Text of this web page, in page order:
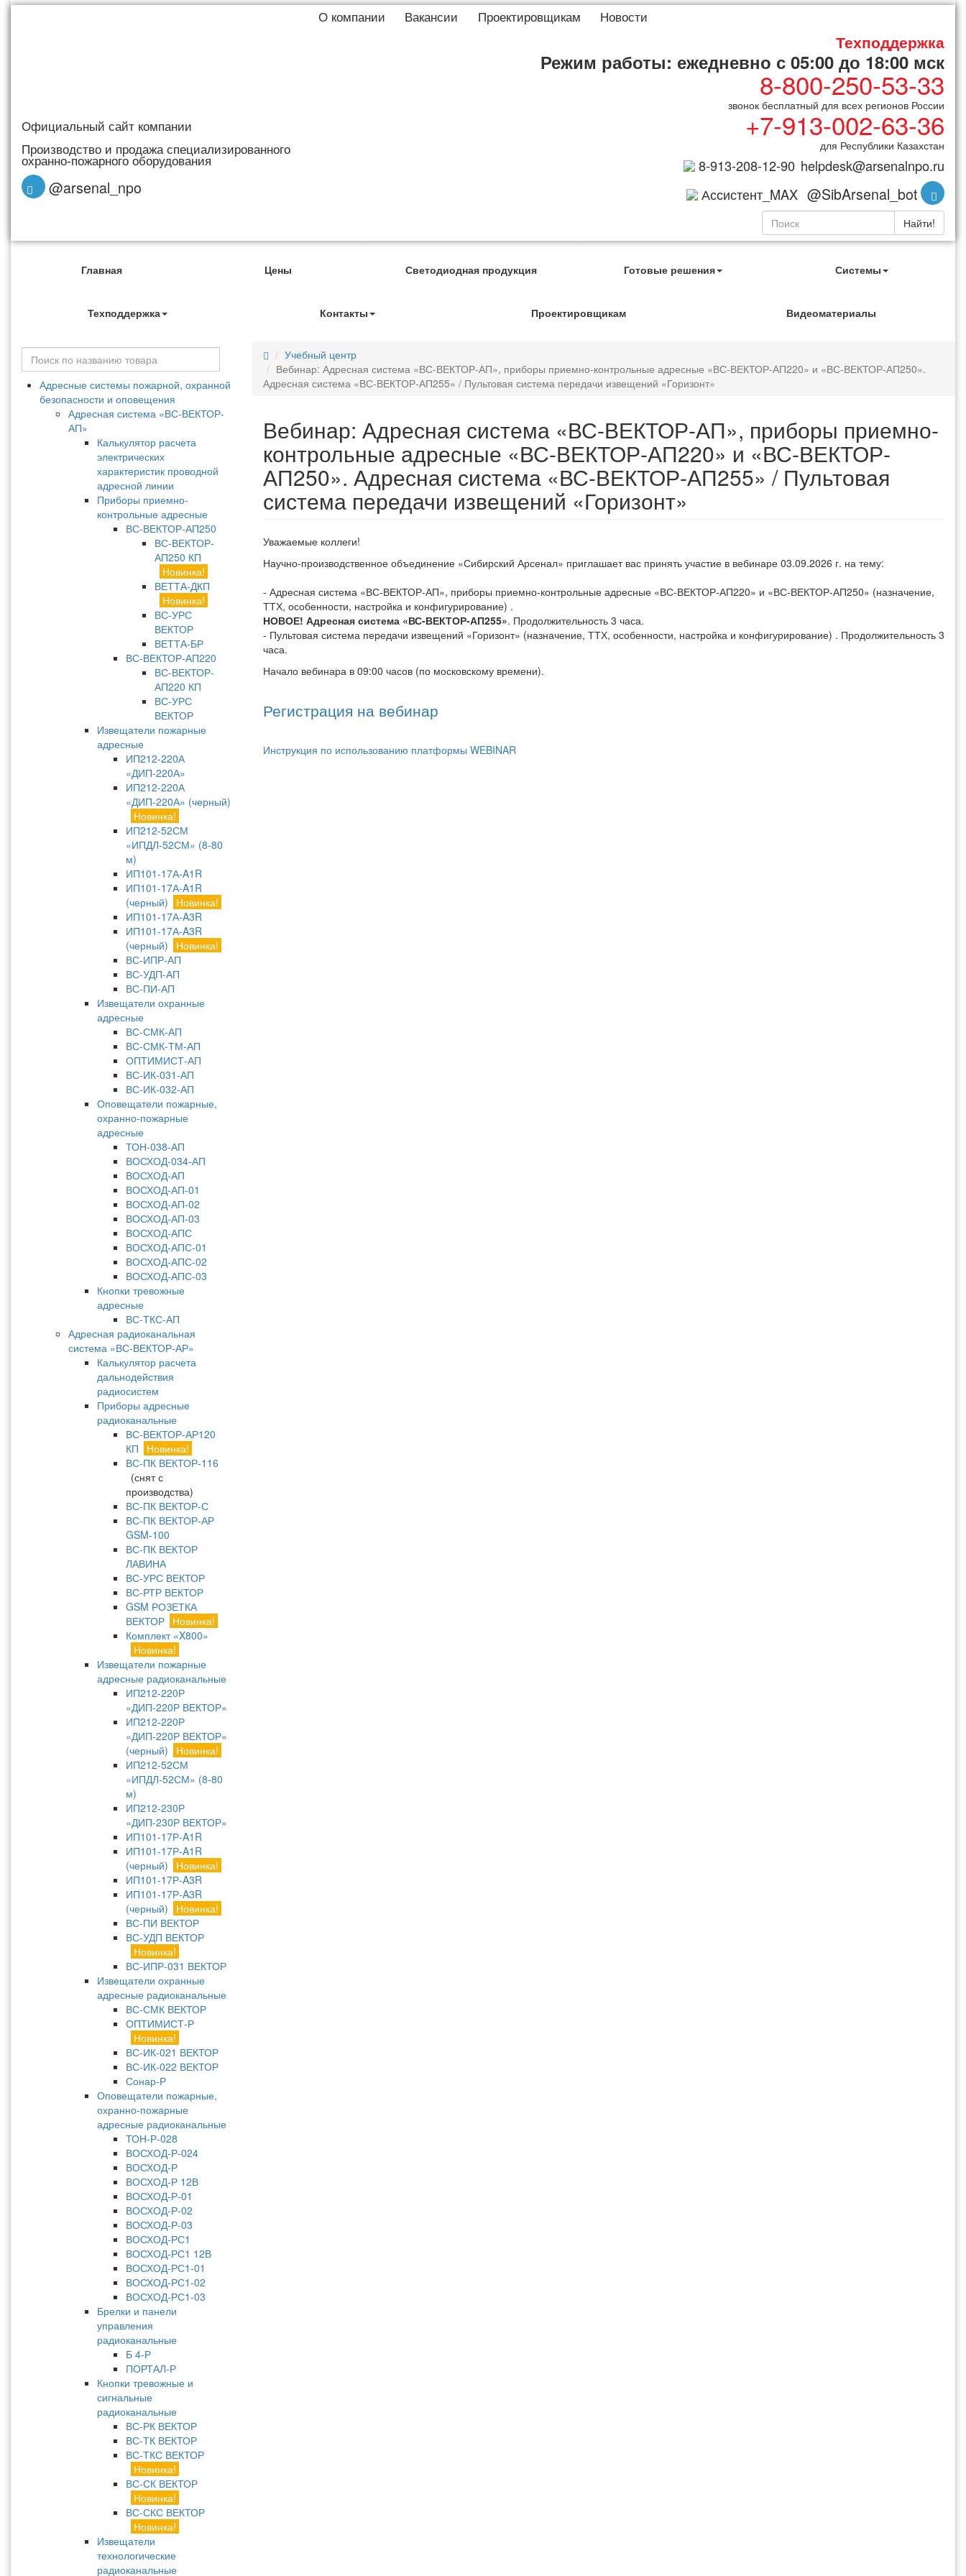
О компании Вакансии Проектировщикам Новости
Официальный сайт компании
Производство и продажа специализированного
охранно-пожарного оборудования
@arsenal_npo
Техподдержка
Режим работы: ежедневно с 05:00 до 18:00 мск
8-800-250-53-33
звонок бесплатный для всех регионов России
+7-913-002-63-36
для Республики Казахстан
8-913-208-12-90 helpdesk@arsenalnpo.ru
Ассистент_MAX @SibArsenal_bot
Найти!
Главная Цены Светодиодная продукция Готовые решения Системы
Техподдержка Контакты Проектировщикам Видеоматериалы
Адресные системы пожарной, охранной
безопасности и оповещения
Адресная система «ВС-ВЕКТОР-
АП»
Калькулятор расчета
электрических
характеристик проводной
адресной линии
Приборы приемно-
контрольные адресные
ВС-ВЕКТОР-АП250
ВС-ВЕКТОР-
АП250 КП
Новинка!
ВЕТТА-ДКП
Новинка!
ВС-УРС
ВЕКТОР
ВЕТТА-БР
ВС-ВЕКТОР-АП220
ВС-ВЕКТОР-
АП220 КП
ВС-УРС
ВЕКТОР
Извещатели пожарные
адресные
ИП212-220А
«ДИП-220А»
ИП212-220А
«ДИП-220А» (черный)
Новинка!
ИП212-52СМ
«ИПДЛ-52СМ» (8-80
м)
ИП101-17А-A1R
ИП101-17А-A1R
(черный)
Новинка!
ИП101-17А-A3R
ИП101-17А-A3R
(черный)
Новинка!
ВС-ИПР-АП
ВС-УДП-АП
ВС-ПИ-АП
Извещатели охранные
адресные
ВС-СМК-АП
ВС-СМК-ТМ-АП
ОПТИМИСТ-АП
ВС-ИК-031-АП
ВС-ИК-032-АП
Оповещатели пожарные,
охранно-пожарные
адресные
ТОН-038-АП
ВОСХОД-034-АП
ВОСХОД-АП
ВОСХОД-АП-01
ВОСХОД-АП-02
ВОСХОД-АП-03
ВОСХОД-АПС
ВОСХОД-АПС-01
ВОСХОД-АПС-02
ВОСХОД-АПС-03
Кнопки тревожные
адресные
ВС-ТКС-АП
Адресная радиоканальная
система «ВС-ВЕКТОР-АР»
Калькулятор расчета
дальнодействия
радиосистем
Приборы адресные
радиоканальные
ВС-ВЕКТОР-АР120
КП
Новинка!
ВС-ПК ВЕКТОР-116
(снят с
производства)
ВС-ПК ВЕКТОР-С
ВС-ПК ВЕКТОР-АР
GSM-100
ВС-ПК ВЕКТОР
ЛАВИНА
ВС-УРС ВЕКТОР
ВС-РТР ВЕКТОР
GSM РОЗЕТКА
ВЕКТОР Новинка!
Комплект «X800»
Новинка!
Извещатели пожарные
адресные радиоканальные
ИП212-220Р
«ДИП-220Р ВЕКТОР»
ИП212-220Р
«ДИП-220Р ВЕКТОР»
(черный)
Новинка!
ИП212-52СМ
«ИПДЛ-52СМ» (8-80
м)
ИП212-230Р
«ДИП-230Р ВЕКТОР»
ИП101-17Р-A1R
ИП101-17Р-A1R
(черный)
Новинка!
ИП101-17Р-A3R
ИП101-17Р-A3R
(черный)
Новинка!
ВС-ПИ ВЕКТОР
ВС-УДП ВЕКТОР
Новинка!
ВС-ИПР-031 ВЕКТОР
Извещатели охранные
адресные радиоканальные
ВС-СМК ВЕКТОР
ОПТИМИСТ-Р
Новинка!
ВС-ИК-021 ВЕКТОР
ВС-ИК-022 ВЕКТОР
Сонар-Р
Оповещатели пожарные,
охранно-пожарные
адресные радиоканальные
ТОН-Р-028
ВОСХОД-Р-024
ВОСХОД-Р
ВОСХОД-Р 12В
ВОСХОД-Р-01
ВОСХОД-Р-02
ВОСХОД-Р-03
ВОСХОД-РС1
ВОСХОД-РС1 12В
ВОСХОД-РС1-01
ВОСХОД-РС1-02
ВОСХОД-РС1-03
Брелки и панели
управления
радиоканальные
Б 4-Р
ПОРТАЛ-Р
Кнопки тревожные и
сигнальные
радиоканальные
ВС-РК ВЕКТОР
ВС-ТК ВЕКТОР
ВС-ТКС ВЕКТОР
Новинка!
ВС-СК ВЕКТОР
Новинка!
ВС-СКС ВЕКТОР
Новинка!
Извещатели
технологические
радиоканальные
Учебный центр
Вебинар: Адресная система «ВС-ВЕКТОР-АП», приборы приемно-контрольные адресные «ВС-ВЕКТОР-АП220» и «ВС-ВЕКТОР-АП250».
Адресная система «ВС-ВЕКТОР-АП255» / Пультовая система передачи извещений «Горизонт»
Вебинар: Адресная система «ВС-ВЕКТОР-АП», приборы приемно-
контрольные адресные «ВС-ВЕКТОР-АП220» и «ВС-ВЕКТОР-
АП250». Адресная система «ВС-ВЕКТОР-АП255» / Пультовая
система передачи извещений «Горизонт»
Уважаемые коллеги!
Научно-производственное объединение «Сибирский Арсенал» приглашает вас принять участие в вебинаре 03.09.2026 г. на тему:
- Адресная система «ВС-ВЕКТОР-АП», приборы приемно-контрольные адресные «ВС-ВЕКТОР-АП220» и «ВС-ВЕКТОР-АП250» (назначение,
ТТХ, особенности, настройка и конфигурирование) .
НОВОЕ! Адресная система «ВС-ВЕКТОР-АП255». Продолжительность 3 часа.
- Пультовая система передачи извещений «Горизонт» (назначение, ТТХ, особенности, настройка и конфигурирование) . Продолжительность 3
часа.
Начало вебинара в 09:00 часов (по московскому времени).
Регистрация на вебинар
Инструкция по использованию платформы WEBINAR